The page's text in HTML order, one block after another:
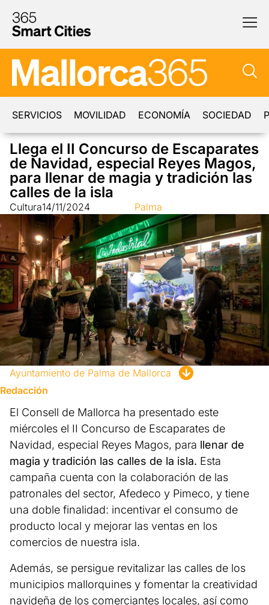
SERVICIOS MOVILIDAD ECONOMÍA SOCIEDAD
Llega el II Concurso de Escaparates
de Navidad, especial Reyes Magos,
para llenar de magia y tradición las
calles de la isla
Cultura14/11/2024 Palma
Ayuntamiento de Palma de Mallorca
Redacción
El Consell de Mallorca ha presentado este
miércoles el II Concurso de Escaparates de
Navidad, especial Reyes Magos, para llenar de
magia y tradición las calles de la isla. Esta
campaña cuenta con la colaboración de las
patronales del sector, Afedeco y Pimeco, y tiene
una doble finalidad: incentivar el consumo de
producto local y mejorar las ventas en los
comercios de nuestra isla.
Además, se persigue revitalizar las calles de los
municipios mallorquines y fomentar la creatividad
navideña de los comerciantes locales, así como